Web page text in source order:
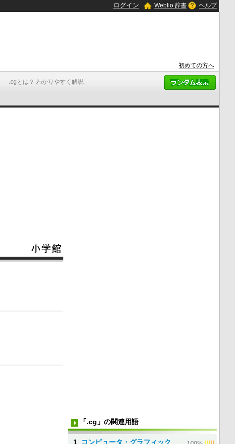
.cgとは？ わかりやすく解説
ログイン Weblio 辞書 ヘルプ
初めての方へ
「.cg」の関連用語
1
コンピュータ・グラフィック